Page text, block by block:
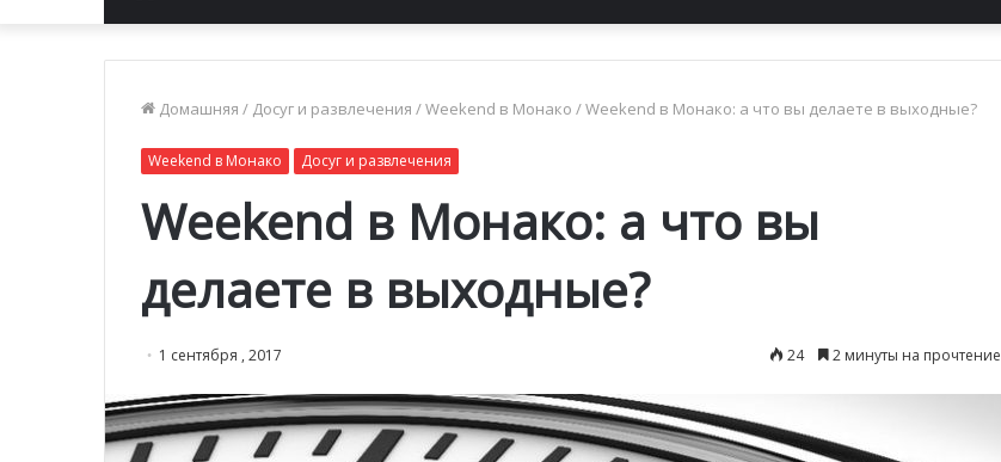
Домашняя / Досуг и развлечения /Weekend в Монако /Weekend в Монако: а что вы делаете в выходные?
Weekend в Монако Досуг и развлечения
Weekend в Монако: а что вы
делаете в выходные?
1 сентября , 2017 24 2 минуты на прочтение